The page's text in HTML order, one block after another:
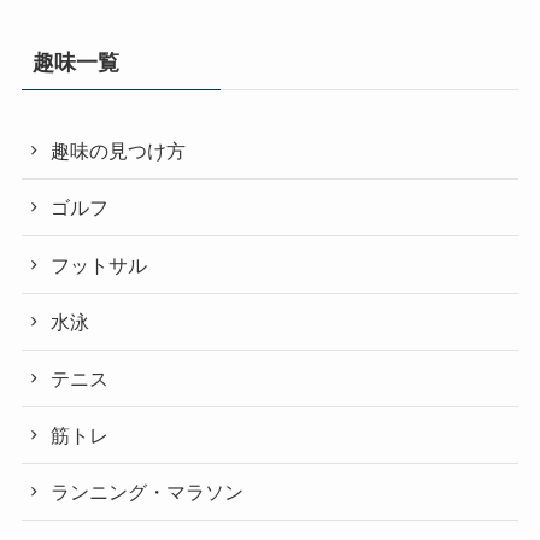
趣味一覧
趣味の見つけ方
ゴルフ
フットサル
水泳
テニス
筋トレ
ランニング・マラソン